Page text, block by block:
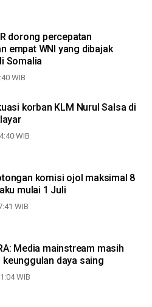
dorong percepatan
WNI yang dibajak
Somalia
WIB
korban KLM Nurul Salsa di
WIB
komisi ojol maksimal 8
persen berlaku mulai 1 Juli
WIB
Media mainstream masih
keunggulan daya saing
WIB